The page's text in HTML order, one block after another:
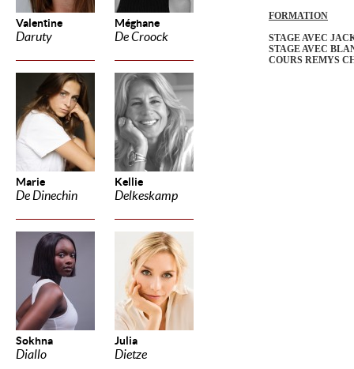
Valentine
Daruty
Méghane
De Croock
Marie
De Dinechin
Kellie
Delkeskamp
Sokhna
Diallo
Julia
Dietze
FORMATION
STAGE AVEC
STAGE AVEC
COURS REMYS